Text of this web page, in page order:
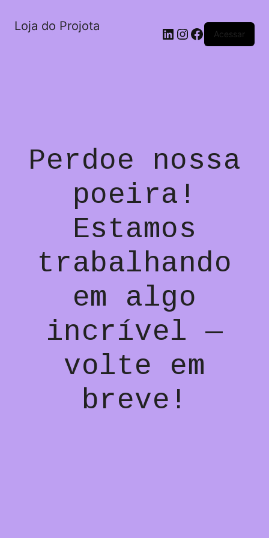
Loja do Projota LinkedIn
Instagram
Facebook
Acessar
Perdoe nossa
poeira!
Estamos
trabalhando
em algo
incrível —
volte em
breve!